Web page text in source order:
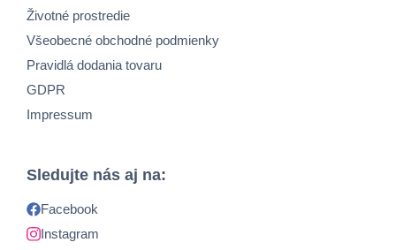
Životné prostredie
Všeobecné obchodné podmienky
Pravidlá dodania tovaru
GDPR
Impressum
Sledujte nás aj na:
Facebook
Instagram